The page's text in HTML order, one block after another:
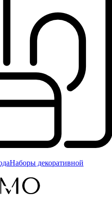
Наборы декоративной